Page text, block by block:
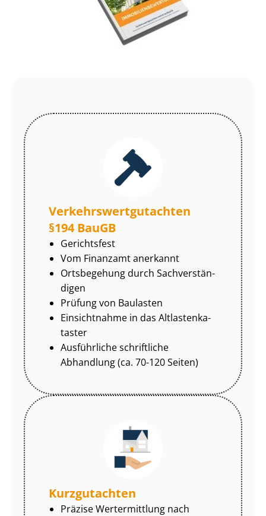
Ver­kehrs­wert­gut­ach­ten
§194 BauGB
Gerichtsfest
Vom Finanzamt anerkannt
Ortsbegehung durch Sach­ver­stän­
di­gen
Prüfung von Baulasten
Einsichtnahme in das Alt­las­ten­ka­
tas­ter
Ausführliche schriftliche
Abhandlung (ca. 70-120 Seiten)
Kurzgutachten
Präzise Wertermittlung nach